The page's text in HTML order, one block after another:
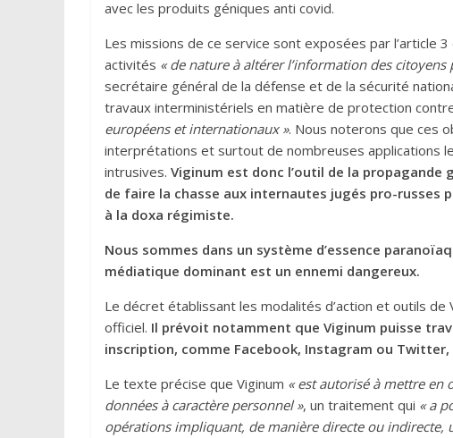
avec les produits géniques anti covid.
Les missions de ce service sont exposées par
activités « de nature à altérer l’information des
secrétaire général de la défense et de la sécurité
travaux interministériels en matière de protection
européens et internationaux ». Nous noterons que ces
interprétations et surtout de nombreuses applications
intrusives. Viginum est donc l’outil de la
de faire la chasse aux internautes jugés pro-russes
à la doxa régimiste.
Nous sommes dans un système d’essence
médiatique dominant est un ennemi dangereux.
Le décret établissant les modalités d’action et outils de
officiel. Il prévoit notamment que Viginum puisse
inscription, comme Facebook, Instagram ou Twitter,
Le texte précise que Viginum « est autorisé à mettre
données à caractère personnel », un traitement qui « a
opérations impliquant, de manière directe ou indirecte,